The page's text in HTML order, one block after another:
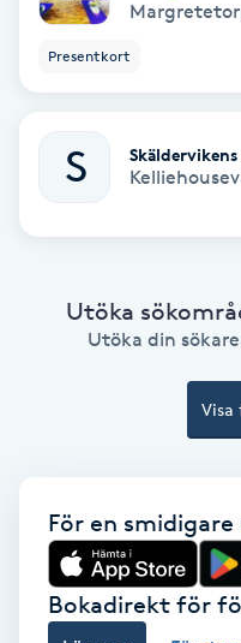
Coachning
Color correction
Cryoterapi
Dermapen
Extensions
Extensions borttagning
Presentkort
S
Utöka
Utöka din
För en smidigare
Bokadirekt för